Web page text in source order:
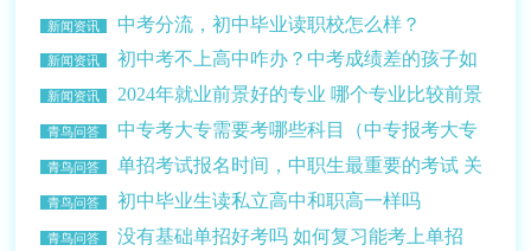
学校？
新闻资讯 中考分流，初中毕业读职校怎么样？
新闻资讯
初中考不上高中咋办？中考成绩差的孩子如
何选择学校？
新闻资讯
2024年就业前景好的专业 哪个专业比较前景
比较好赚钱多？
青鸟问答
中专考大专需要考哪些科目（中专报考大专
的条件介绍）
青鸟问答
单招考试报名时间，中职生最重要的考试 关
乎升学读大学
青鸟问答 初中毕业生读私立高中和职高一样吗
青鸟问答
没有基础单招好考吗 如何复习能考上单招